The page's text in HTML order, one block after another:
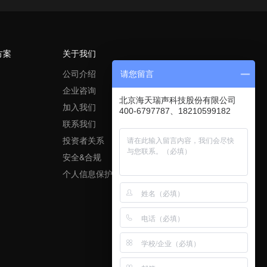
案
关于我们
公司介绍
企业咨询
加入我们
联系我们
投资者关系
安全&合规
个人信息保护政策
请您留言
北京海天瑞声科技股份有限公司
400-6797787、18210599182